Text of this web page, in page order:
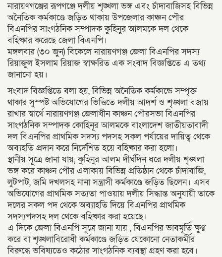
নারায়ণগঞ্জের রূপগঞ্জে দলীয় শৃঙ্খলা ভঙ্গ এবং চাঁদাবাজিসহ বিভিন্ন
অনৈতিক কর্মকাণ্ডে জড়িত থাকায় উপজেলার কাঞ্চন পৌর
বিএনপির সাংগঠনিক সম্পাদক কুহিনুর আলমকে দল থেকে
বহিষ্কার করেছে জেলা বিএনপি।
মঙ্গলবার (৩০ জুন) বিকেলে নারায়ণগঞ্জ জেলা বিএনপির সদস্য
রিয়াজুল ইসলাম রিয়াজ স্বাক্ষরিত এক সংবাদ বিজ্ঞপ্তিতে এ তথ্য
জানানো হয়।
সংবাদ বিজ্ঞপ্তিতে বলা হয়, বিভিন্ন অনৈতিক কর্মকান্ডে সম্পৃক্ত
থাকার সুস্পষ্ট অভিযোগের ভিত্তিতে দলীয় আদর্শ ও শৃঙ্খলা বজায়
রাখার স্বার্থে নারায়ণগঞ্জ জেলাধীন কাঞ্চন পৌরসভা বিএনপির
সাংগঠনিক সম্পাদক কোহিনূর আলমকে বাংলাদেশ জাতীয়তাবাদী
দল বিএনপির প্রাথমিক সদস্য পদসহ সকল পর্যায়ের দায়িত্ব থেকে
অব্যহতি প্রদান করে নির্দেশিত হয়ে বহিষ্কার করা হলো।
স্থানীয় সূত্রে জানা যায়, কুহিনুর আলম দীর্ঘদিন ধরে দলীয় শৃঙ্খলা
ভঙ্গ করে কাঞ্চন পৌর এলাকায় বিভিন্ন প্রতিষ্ঠান থেকে চাঁদাবাজি,
লুটপাট, জমি দখলসহ নানা সন্ত্রাসী কর্মকাণ্ডে জড়িত ছিলেন। এসব
অভিযোগের প্রাথমিক সত্যতা পাওয়ায় দলীয় সিদ্ধান্ত অনুযায়ী তাকে
দলের সকল পদ থেকে অব্যাহতি দিয়ে বিএনপির প্রাথমিক
সদস্যপদসহ দল থেকে বহিষ্কার করা হয়েছে।
এ দিকে জেলা বিএনপি সূত্রে জানা যায় , বিএনপির ভাবমূর্তি ক্ষুণ্ন
করে বা শৃঙ্খলাবিরোধী কর্মকাণ্ডে জড়িত যেকোনো নেতাকর্মীর
বিরুদ্ধে ভবিষ্যতেও কঠোর সাংগঠনিক ব্যবস্থা গ্রহণ করা হবে।